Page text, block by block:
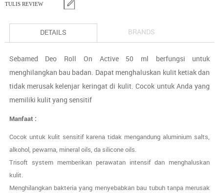
TULIS REVIEW
DETAILS BRANDS
Sebamed Deo Roll On Active 50 ml berfungsi untuk
menghilangkan bau badan. Dapat menghaluskan kulit ketiak dan
tidak merusak kelenjar keringat di kulit. Cocok untuk Anda yang
memiliki kulit yang sensitif
Manfaat :
Cocok untuk kulit sensitif karena tidak mengandung aluminium salts,
alkohol, pewarna, mineral oils, da silicone oils.
Trisoft system memberikan perawatan intensif dan menghaluskan
kulit.
Menghilangkan bakteria yang menyebabkan bau tubuh tanpa merusak